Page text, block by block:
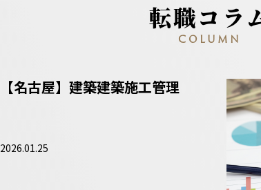
転職コラ
COLUMN
【名古屋】建築建築施工管理
2026.01.25